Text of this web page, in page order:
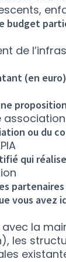
budget
de
(en
association
ou du
qui
vous
la
les